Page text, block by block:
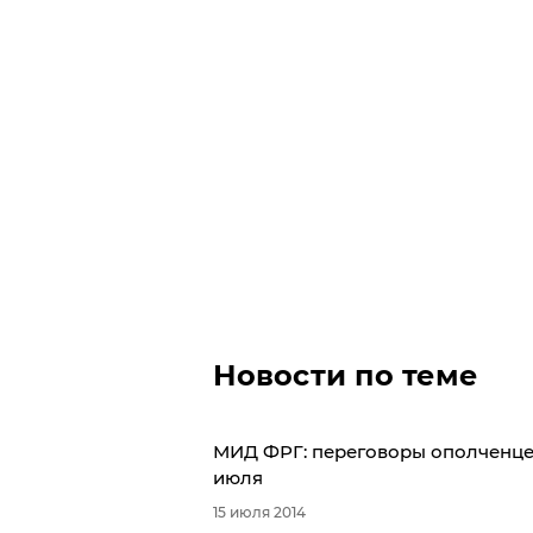
Новости по теме
МИД ФРГ: переговоры
июля
15 июля 2014